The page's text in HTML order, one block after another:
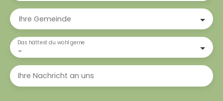
Ihre Gemeinde
-
Das hättest du wohl gerne
Ihre Nachricht an uns